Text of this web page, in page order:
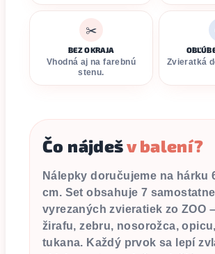
✂️
BEZ OKRAJA
Vhodná aj na farebnú
stenu.
Zvieratká
Čo nájdešv balení?
Nálepky doručujeme na hárku
cm. Set obsahuje 7 samostatne
vyrezaných zvieratiek zo ZOO
žirafu, zebru, nosorožca,
tukana. Každý prvok sa lepí